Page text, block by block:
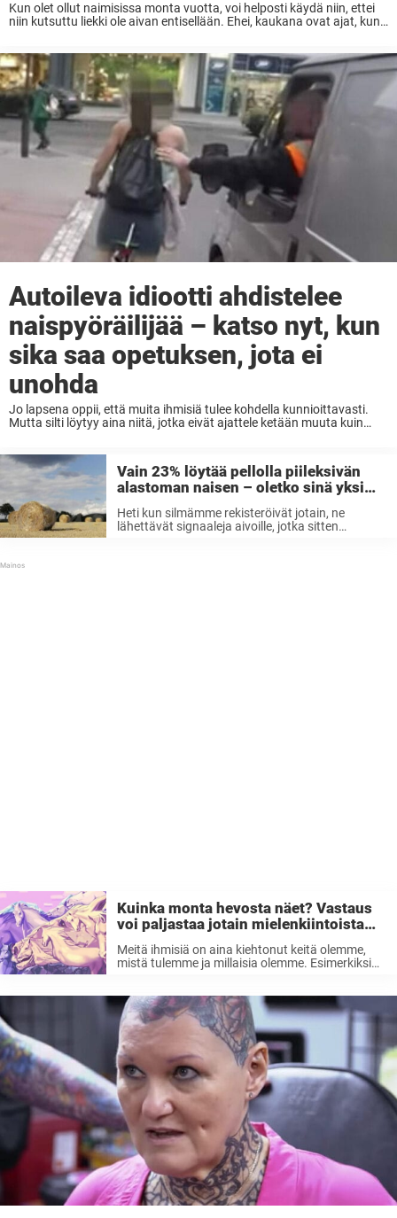
Kun olet ollut naimisissa monta vuotta, voi helposti käydä niin, ettei
niin kutsuttu liekki ole aivan entisellään. Ehei, kaukana ovat ajat, kun
Autoileva idiootti ahdistelee
naispyöräilijää – katso nyt, kun
sika saa opetuksen, jota ei
unohda
Jo lapsena oppii, että muita ihmisiä tulee kohdella kunnioittavasti.
Mutta silti löytyy aina niitä, jotka eivät ajattele ketään muuta kuin
Vain 23% löytää pellolla piileksivän
alastoman naisen – oletko sinä yksi
heistä?
Heti kun silmämme rekisteröivät jotain, ne
lähettävät signaaleja aivoille, jotka sitten
Kuinka monta hevosta näet? Vastaus
voi paljastaa jotain mielenkiintoista
sinusta ihmisenä
Meitä ihmisiä on aina kiehtonut keitä olemme,
mistä tulemme ja millaisia olemme. Esimerkiksi
tulevaisuutta. Tietysti kaikki tällainen kannattaa
ottaa huumorilla, mutta silti voi olla ...